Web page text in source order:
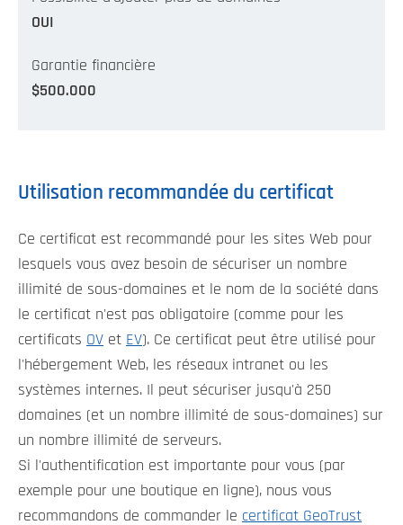
OUI
Garantie financière
$500.000
Utilisation recommandée du certificat
Ce certificat est recommandé pour les sites Web pour
lesquels vous avez besoin de sécuriser un nombre
illimité de sous-domaines et le nom de la société dans
le certificat n'est pas obligatoire (comme pour les
certificats OV et EV). Ce certificat peut être utilisé pour
l'hébergement Web, les réseaux intranet ou les
systèmes internes. Il peut sécuriser jusqu'à 250
domaines (et un nombre illimité de sous-domaines) sur
un nombre illimité de serveurs.
Si l'authentification est importante pour vous (par
exemple pour une boutique en ligne), nous vous
recommandons de commander le certificat GeoTrust